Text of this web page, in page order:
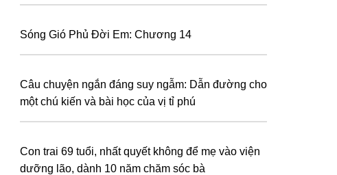
Sóng Gió Phủ Đời Em: Chương 14
Câu chuyện ngắn đáng suy ngẫm: Dẫn đường cho
một chú kiến và bài học của vị tỉ phú
Con trai 69 tuổi, nhất quyết không để mẹ vào viện
dưỡng lão, dành 10 năm chăm sóc bà